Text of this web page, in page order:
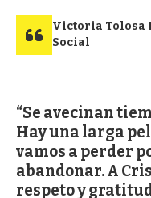
Victoria Tolosa
Social
Se avecinan
Hay una larga
vamos a perder
abandonar. A
respeto y